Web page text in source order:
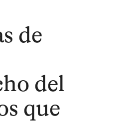
de
del
que